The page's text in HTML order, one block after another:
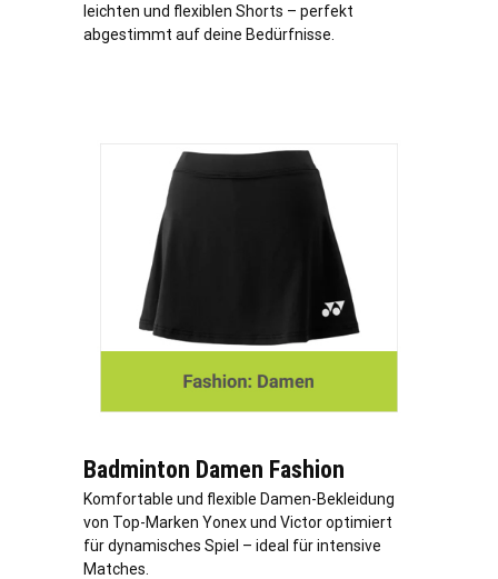
leichten und flexiblen Shorts – perfekt
abgestimmt auf deine Bedürfnisse.
Badminton Damen Fashion
Komfortable und flexible Damen-Bekleidung
von Top-Marken Yonex und Victor optimiert
für dynamisches Spiel – ideal für intensive
Matches.